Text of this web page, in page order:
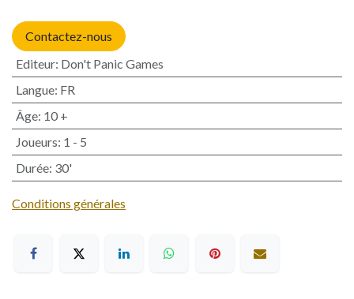
Contactez-nous
Editeur: Don't Panic Games
Langue: FR
Âge: 10 +
Joueurs: 1 - 5
Durée: 30'
Conditions générales